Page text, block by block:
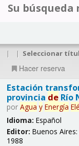
Su
| | Seleccionar
Hacer reserva
Estación
provincia deRío
por Agua y Energía
Idioma: Español
Editor: Buenos Aires:
1988